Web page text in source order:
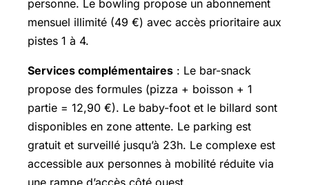
personne. Le bowling propose un abonnement
mensuel illimité (49 €) avec accès prioritaire aux
pistes 1 à 4.
Services complémentaires : Le bar-snack
propose des formules (pizza + boisson + 1
partie = 12,90 €). Le baby-foot et le billard sont
disponibles en zone attente. Le parking est
gratuit et surveillé jusqu’à 23h. Le complexe est
accessible aux personnes à mobilité réduite via
une rampe d’accès côté ouest.